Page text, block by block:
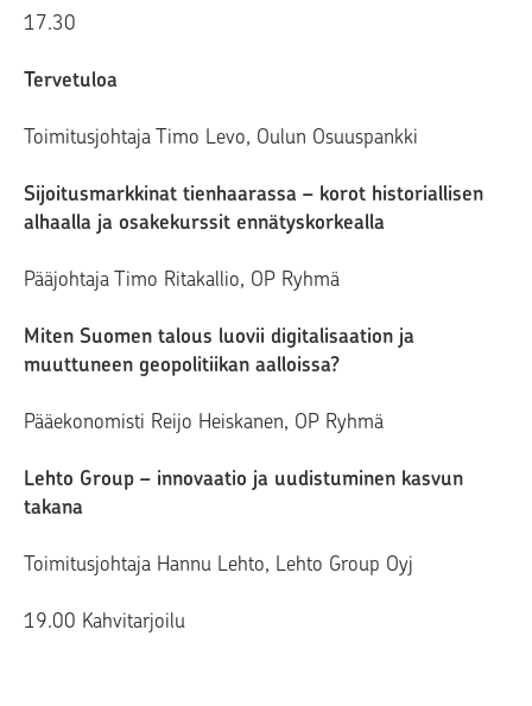
17.30
Tervetuloa
Toimitusjohtaja Timo Levo, Oulun Osuuspankki
Sijoitusmarkkinat tienhaarassa – korot historiallisen
alhaalla ja osakekurssit ennätyskorkealla
Pääjohtaja Timo Ritakallio, OP Ryhmä
Miten Suomen talous luovii digitalisaation ja
muuttuneen geopolitiikan aalloissa?
Pääekonomisti Reijo Heiskanen, OP Ryhmä
Lehto Group – innovaatio ja uudistuminen kasvun
takana
Toimitusjohtaja Hannu Lehto, Lehto Group Oyj
19.00 Kahvitarjoilu